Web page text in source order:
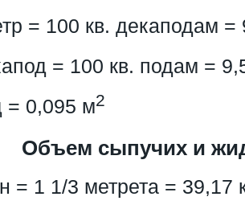
= 100 кв. декаподам =
= 100 кв. подам =
= 0,095 м2
Объем сыпучих и
= 1 1/3 метрета = 39,17